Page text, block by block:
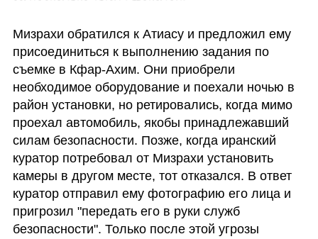
Мизрахи обратился к Атиасу и предложил ему
присоединиться к выполнению задания по
съемке в Кфар-Ахим. Они приобрели
необходимое оборудование и поехали ночью в
район установки, но ретировались, когда мимо
проехал автомобиль, якобы принадлежавший
силам безопасности. Позже, когда иранский
куратор потребовал от Мизрахи установить
камеры в другом месте, тот отказался. В ответ
куратор отправил ему фотографию его лица и
пригрозил "передать его в руки служб
безопасности". Только после этой угрозы